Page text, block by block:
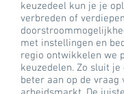
keuzedeel kun je je
verbreden of
met instellingen en
regio ontwikkelen we
keuzedelen. Zo sluit
beter aan op de vraag